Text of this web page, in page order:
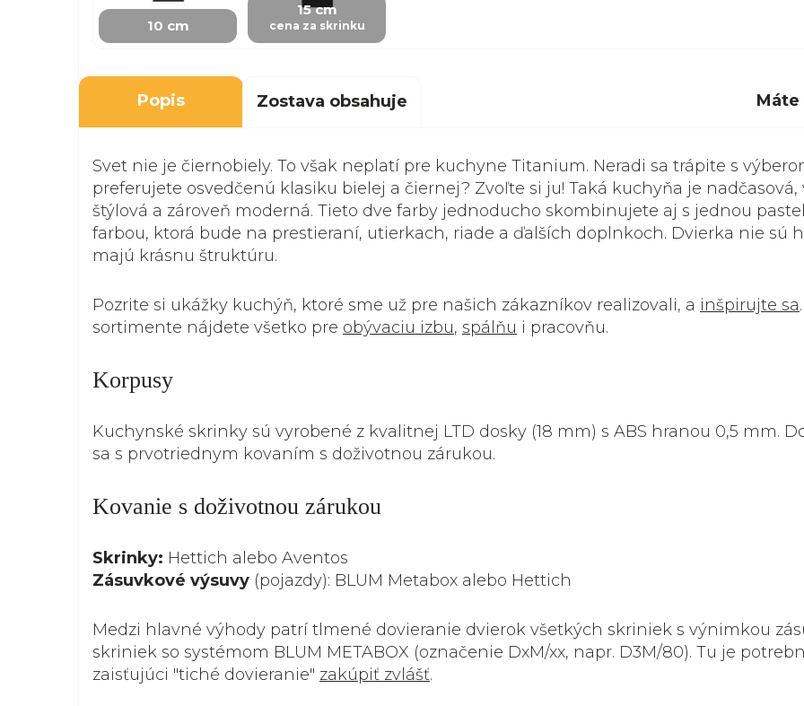
10 cm
15 cm
cena za skrinku
Popis Zostava obsahuje
Svet nie je čiernobiely. To však neplatí pre kuchyne Titanium. Neradi sa trápite s
preferujete osvedčenú klasiku bielej a čiernej? Zvoľte si ju! Taká kuchyňa je nadčasová,
štýlová a zároveň moderná. Tieto dve farby jednoducho skombinujete aj s jednou
farbou, ktorá bude na prestieraní, utierkach, riade a ďalších doplnkoch. Dvierka nie sú
majú krásnu štruktúru.
Pozrite si ukážky kuchýň, ktoré sme už pre našich zákazníkov realizovali, a inšpirujte sa
sortimente nájdete všetko pre obývaciu izbu, spálňu i pracovňu.
Korpusy
Kuchynské skrinky sú vyrobené z kvalitnej LTD dosky (18 mm) s ABS hranou 0,5 mm.
sa s prvotriednym kovaním s doživotnou zárukou.
Kovanie s doživotnou zárukou
Skrinky: Hettich alebo Aventos
Zásuvkové výsuvy (pojazdy): BLUM Metabox alebo Hettich
Medzi hlavné výhody patrí tlmené dovieranie dvierok všetkých skriniek s výnimkou
skriniek so systémom BLUM METABOX (označenie DxM/xx, napr. D3M/80). Tu je
zaisťujúci "tiché dovieranie" zakúpiť zvlášť.